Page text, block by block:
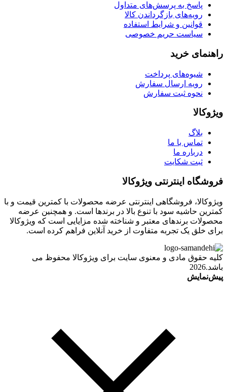
پاسخ به پرسش‌های متداول
رویه‌های بازگرداندن کالا
قوانین و شرایط استفاده
سیاست حریم خصوصی
راهنمای خرید
شیوه‌های پرداخت
رویه ارسال سفارش
نحوه ثبت سفارش
ویژوکالا
بلاگ
تماس با ما
درباره ما
ثبت شکایت
فروشگاه اینترنتی ویژوکالا
ویژوکالا، فروشگاهی اینترنتی عرضه محصولات با کمترین قیمت و با
کمترین حاشیه سود با تنوع بالا در برندها است. و همچنین عرضه
محصولات برندهای معتبر و شناخته شده مزایایی است که ویژوکالا
برای خلق یک تجربه متفاوت از خرید آنلاین فراهم کرده است.
کلیه حقوق مادی و معنوی سایت برای ویژوکالا محفوظ می
باشد.2026
پیش‌نمایش